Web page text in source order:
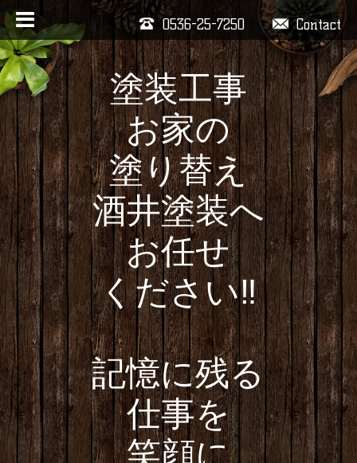
Contact
0536-25-7250
塗装工事
お家の
塗り替え
酒井塗装へ
お任せ
ください‼️
記憶に残る
仕事を
笑顔に